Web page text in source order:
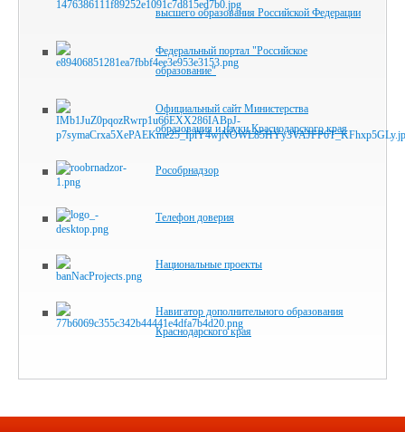
высшего образования Российской Федерации
Федеральный портал "Российское
образование"
Официальный сайт Министерства
образования и науки Краснодарского края
Рособрнадзор
Телефон доверия
Национальные проекты
Навигатор дополнительного образования
Краснодарского края